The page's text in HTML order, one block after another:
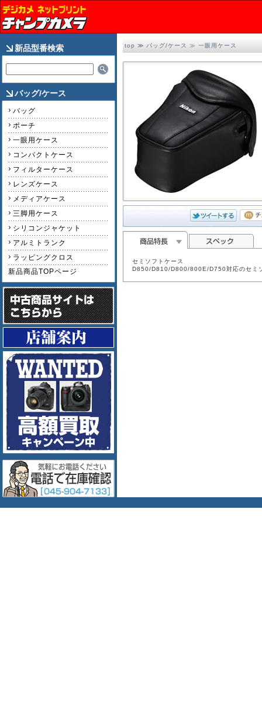
新品型番検索
バッグ/ケース
バッグ
ポーチ
一眼用ケース
コンパクトケース
フィルターケース
レンズケース
メディアケース
三脚用ケース
シリコンジャケット
アルミトランク
ラッピングクロス
新品商品TOPページ
top ≫ バッグ/ケース ≫ 一眼用ケース
セミソフトケース
D850/D810/D800/800E/D750対応のセミ